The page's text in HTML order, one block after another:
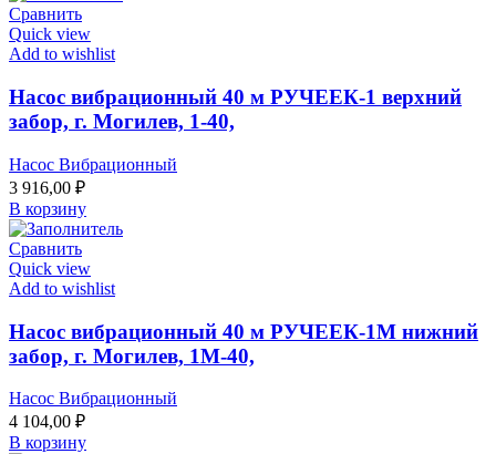
Сравнить
Quick view
Add to wishlist
Насос вибрационный 40 м РУЧЕЕК-1 верхний
забор, г. Могилев, 1-40,
Насос Вибрационный
3 916,00 ₽
В корзину
Сравнить
Quick view
Add to wishlist
Насос вибрационный 40 м РУЧЕЕК-1М нижний
забор, г. Могилев, 1М-40,
Насос Вибрационный
4 104,00 ₽
В корзину